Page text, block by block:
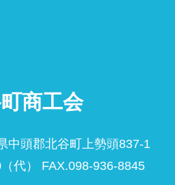
商工会
中頭郡北谷町上勢頭837-1
代） FAX.098-936-8845